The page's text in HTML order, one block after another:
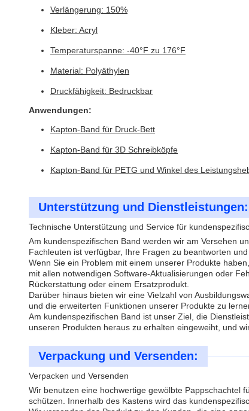
Verlängerung: 150%
Kleber: Acryl
Temperaturspanne: -40°F zu 176°F
Material: Polyäthylen
Druckfähigkeit: Bedruckbar
Anwendungen:
Kapton-Band für Druck-Bett
Kapton-Band für 3D Schreibköpfe
Kapton-Band für PETG und Winkel des
Unterstützung und Dienstleistungen:
Technische Unterstützung und Service für
Am kundenspezifischen Band werden wir am Versehen
Fachleuten ist verfügbar, Ihre Fragen zu beantworten
Wenn Sie ein Problem mit einem unserer Produkte
mit allen notwendigen Software-Aktualisierungen oder
Rückerstattung oder einem Ersatzprodukt.
Darüber hinaus bieten wir eine Vielzahl von
und die erweiterten Funktionen unserer Produkte zu
Am kundenspezifischen Band ist unser Ziel, die
unseren Produkten heraus zu erhalten eingeweiht, und
Verpackung und Versenden:
Verpacken und Versenden
Wir benutzen eine hochwertige gewölbte Pappschachtel
schützen. Innerhalb des Kastens wird das